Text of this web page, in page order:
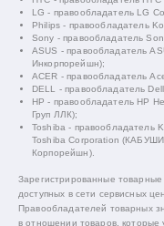
LG - правообладатель LG
Philips - правообладатель
Sony - правообладатель
ASUS - правообладатель
Инкорпорейшн);
ACER - правообладатель
DELL - правообладатель
HP - правообладатель HP
Груп ЛЛК);
Toshiba - правообладатель
Toshiba Corporation
Корпорейшн).
Зарегистрированные товарные
доступных в сети сервисных
Правообладателей товарных
в отношении товаров, которые